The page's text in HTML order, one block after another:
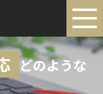
どのような